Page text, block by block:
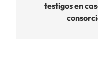
testigos en